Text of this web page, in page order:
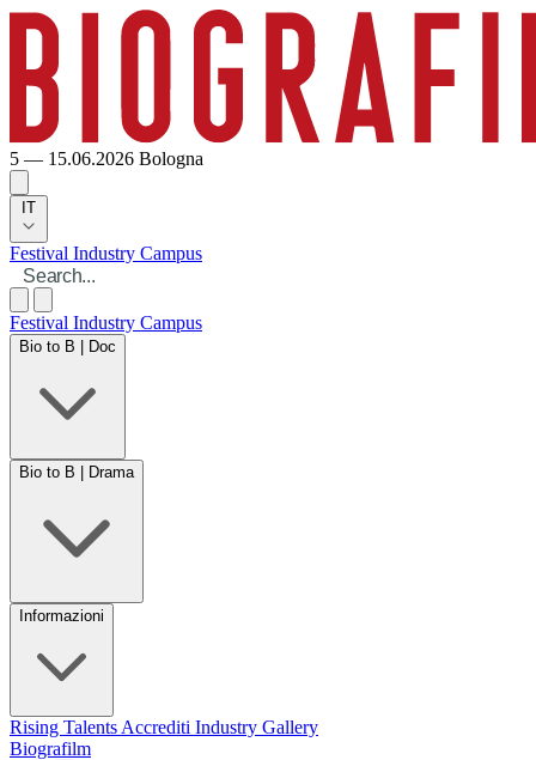
5 — 15.06.2026 Bologna
IT
Festival Industry Campus
Festival Industry Campus
Bio to B | Doc
Bio to B | Drama
Informazioni
Rising Talents Accrediti Industry Gallery
Biografilm